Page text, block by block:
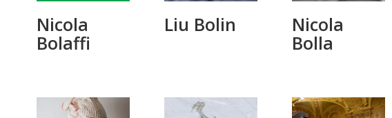
Nicola
Bolaffi
Liu Bolin Nicola
Bolla